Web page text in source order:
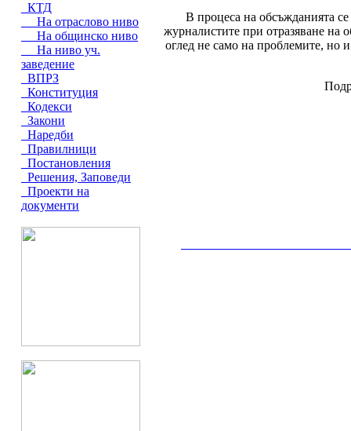
КТД
На отраслово ниво
На общинско ниво
На ниво уч.
заведение
ВПРЗ
Конституция
Кодекси
Закони
Наредби
Правилници
Постановления
Решения, Заповеди
Проекти на
документи
В процеса на обсъжданията
журналистите при отразяване на
оглед не само на проблемите, но